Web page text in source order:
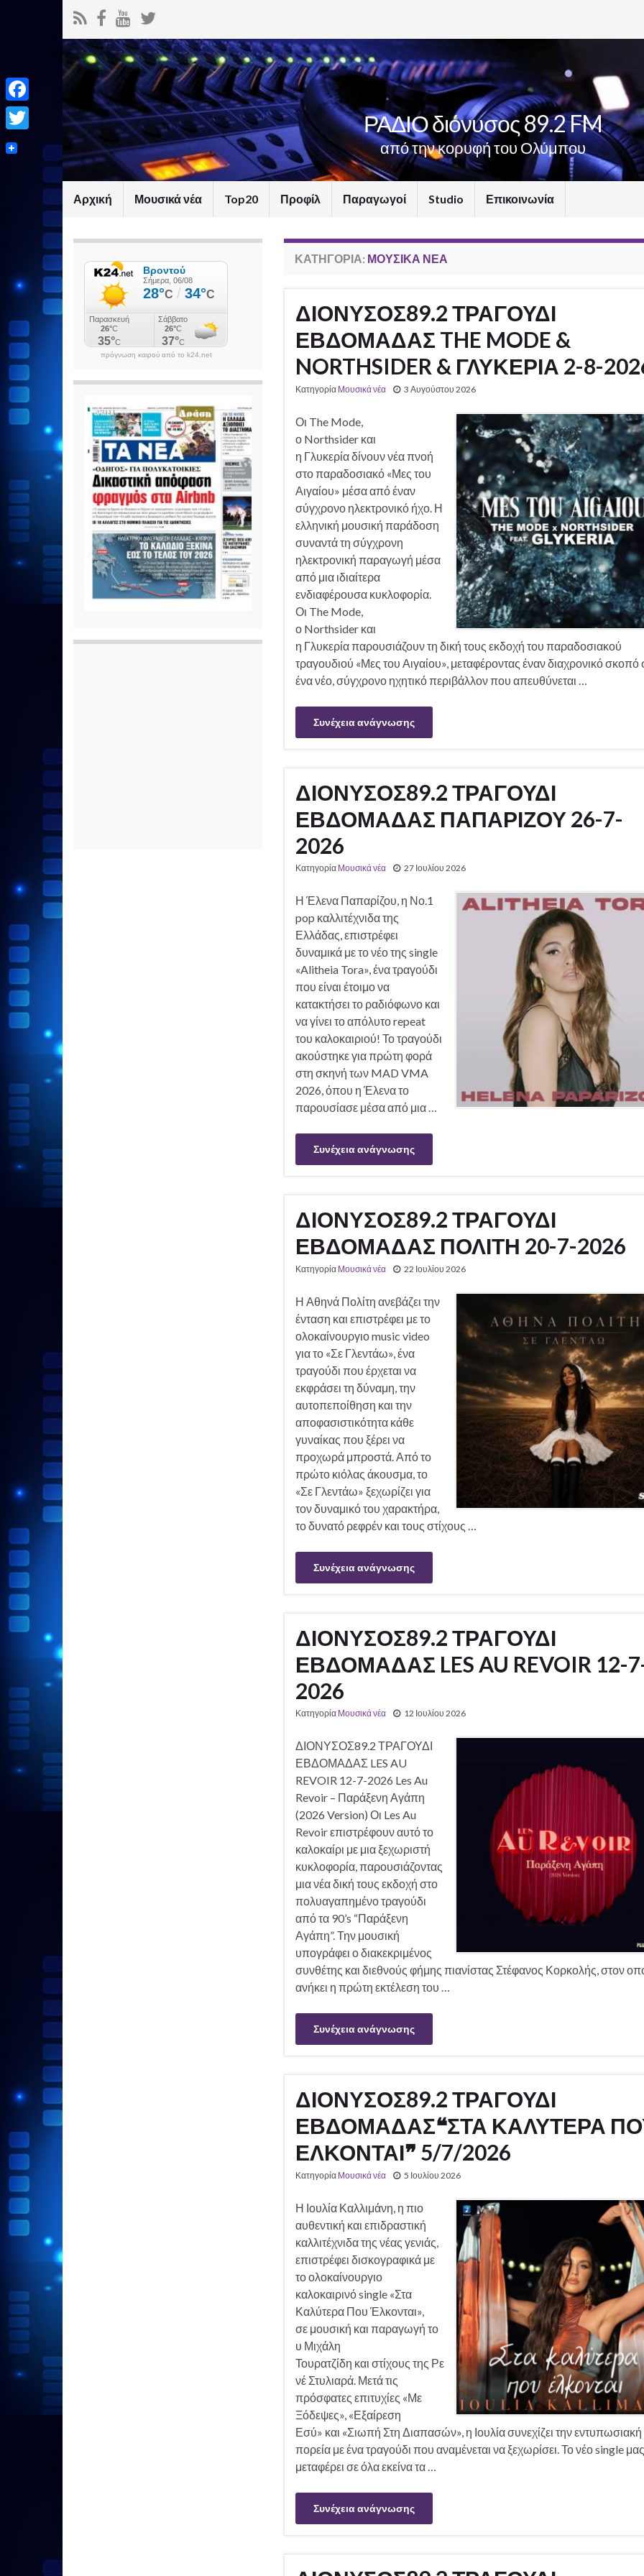
ΡΑΔΙΟ διόνυσος 89.2 FM
από την κορυφή του Ολύμπου
Αρχική Μουσικά νέα Top20 Προφίλ Παραγωγοί Studio Επικοινωνία
ΚΑΤΗΓΟΡΊΑ: ΜΟΥΣΙΚΆ ΝΈΑ
ΔΙΟΝΥΣΟΣ89.2 ΤΡΑΓΟΥΔΙ
ΕΒΔΟΜΑΔΑΣ THE MODE &
NORTHSIDER & ΓΛΥΚΕΡΙΑ 2-8-
Κατηγορία Μουσικά νέα 3 Αυγούστου 2026
Οι The Mode,
ο Northsider και
η Γλυκερία δίνουν νέα πνοή
στο παραδοσιακό «Μες του
Αιγαίου» μέσα από έναν
σύγχρονο ηλεκτρονικό ήχο. Η
ελληνική μουσική παράδοση
συναντά τη σύγχρονη
ηλεκτρονική παραγωγή μέσα
από μια ιδιαίτερα
ενδιαφέρουσα κυκλοφορία.
Οι The Mode,
ο Northsider και
η Γλυκερία παρουσιάζουν τη δική τους εκδοχή του παραδοσιακού
τραγουδιού «Μες του Αιγαίου», μεταφέροντας έναν διαχρονικό σκοπό
ένα νέο, σύγχρονο ηχητικό περιβάλλον που απευθύνεται …
Συνέχεια ανάγνωσης
ΔΙΟΝΥΣΟΣ89.2 ΤΡΑΓΟΥΔΙ
ΕΒΔΟΜΑΔΑΣ ΠΑΠΑΡΙΖΟΥ 26-7-
2026
Κατηγορία Μουσικά νέα 27 Ιουλίου 2026
Η Έλενα Παπαρίζου, η Νο.1
pop καλλιτέχνιδα της
Ελλάδας, επιστρέφει
δυναμικά με το νέο της single
«Alitheia Tora», ένα τραγούδι
που είναι έτοιμο να
κατακτήσει το ραδιόφωνο και
να γίνει το απόλυτο repeat
του καλοκαιριού! Το τραγούδι
ακούστηκε για πρώτη φορά
στη σκηνή των MAD VMA
2026, όπου η Έλενα το
παρουσίασε μέσα από μια …
Συνέχεια ανάγνωσης
ΔΙΟΝΥΣΟΣ89.2 ΤΡΑΓΟΥΔΙ
ΕΒΔΟΜΑΔΑΣ ΠΟΛΙΤΗ 20-7-2026
Κατηγορία Μουσικά νέα 22 Ιουλίου 2026
Η Αθηνά Πολίτη ανεβάζει την
ένταση και επιστρέφει με το
ολοκαίνουργιο music video
για το «Σε Γλεντάω», ένα
τραγούδι που έρχεται να
εκφράσει τη δύναμη, την
αυτοπεποίθηση και την
αποφασιστικότητα κάθε
γυναίκας που ξέρει να
προχωρά μπροστά. Από το
πρώτο κιόλας άκουσμα, το
«Σε Γλεντάω» ξεχωρίζει για
τον δυναμικό του χαρακτήρα,
το δυνατό ρεφρέν και τους στίχους …
Συνέχεια ανάγνωσης
ΔΙΟΝΥΣΟΣ89.2 ΤΡΑΓΟΥΔΙ
ΕΒΔΟΜΑΔΑΣ LES AU REVOIR 12-
2026
Κατηγορία Μουσικά νέα 12 Ιουλίου 2026
ΔΙΟΝΥΣΟΣ89.2 ΤΡΑΓΟΥΔΙ
ΕΒΔΟΜΑΔΑΣ LES AU
REVOIR 12-7-2026 Les Au
Revoir – Παράξενη Αγάπη
(2026 Version) Οι Les Au
Revoir επιστρέφουν αυτό το
καλοκαίρι με μια ξεχωριστή
κυκλοφορία, παρουσιάζοντας
μια νέα δική τους εκδοχή στο
πολυαγαπημένο τραγούδι
από τα 90’s “Παράξενη
Αγάπη”. Την μουσική
υπογράφει ο διακεκριμένος
συνθέτης και διεθνούς φήμης πιανίστας Στέφανος Κορκολής, στον
ανήκει η πρώτη εκτέλεση του …
Συνέχεια ανάγνωσης
ΔΙΟΝΥΣΟΣ89.2 ΤΡΑΓΟΥΔΙ
ΕΒΔΟΜΑΔΑΣ❝ΣΤΑ ΚΑΛΥΤΕΡΑ
ΕΛΚΟΝΤΑΙ❞ 5/7/2026
Κατηγορία Μουσικά νέα 5 Ιουλίου 2026
Η Ιουλία Καλλιμάνη, η πιο
αυθεντική και επιδραστική
καλλιτέχνιδα της νέας γενιάς,
επιστρέφει δισκογραφικά με
το ολοκαίνουργιο
καλοκαιρινό single «Στα
Καλύτερα Που Έλκονται»,
σε μουσική και παραγωγή το
υ Μιχάλη
Τουρατζίδη και στίχους της Ρε
νέ Στυλιαρά. Μετά τις
πρόσφατες επιτυχίες «Με
Ξόδεψες», «Εξαίρεση
Εσύ» και «Σιωπή Στη Διαπασών», η Ιουλία συνεχίζει την εντυπωσιακή
πορεία με ένα τραγούδι που αναμένεται να ξεχωρίσει. Το νέο single μας
μεταφέρει σε όλα εκείνα τα …
Συνέχεια ανάγνωσης
πρόγνωση καιρού από το k24.net
Facebook
Twitter